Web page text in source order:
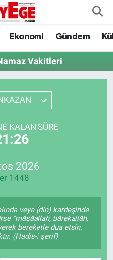
Ekonomi Gündem
Vakitleri
KALAN SÜRE
2026
1448
veya (din) kardeşinde
"mâşâallah, bârekallâh,
bereketle dua etsin.
(Hadis-i şerif)
Haritası